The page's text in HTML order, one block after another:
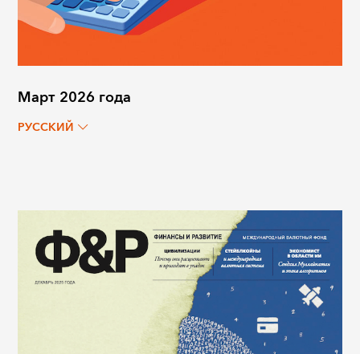
Март 2026 года
РУССКИЙ